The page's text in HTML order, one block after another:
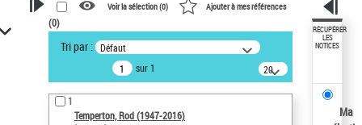
VOTRE RECHERCHE
Recherche avancée dans les
notices d’autorité
Œuvres liées à l'auteur :
Temperton, Rod (1947-2016)
Voir la sélection (0) Ajouter à mes références
(0)
Tri par : Défaut
sur 1
20
résultats/page
1
Temperton, Rod (1947-2016)
RÉCUPÉRER
LES
NOTICES
Ma